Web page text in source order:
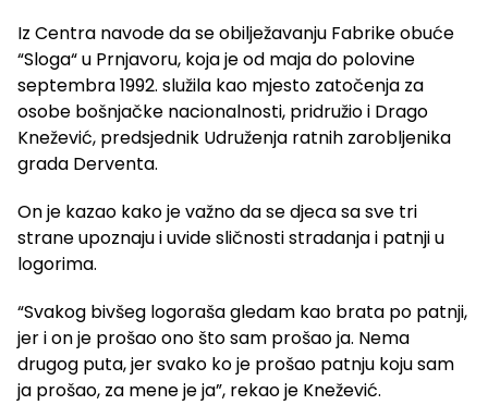
Iz Centra navode da se obilježavanju Fabrike obuće
“Sloga“ u Prnjavoru, koja je od maja do polovine
septembra 1992. služila kao mjesto zatočenja za
osobe bošnjačke nacionalnosti, pridružio i Drago
Knežević, predsjednik Udruženja ratnih zarobljenika
grada Derventa.
On je kazao kako je važno da se djeca sa sve tri
strane upoznaju i uvide sličnosti stradanja i patnji u
logorima.
“Svakog bivšeg logoraša gledam kao brata po patnji,
jer i on je prošao ono što sam prošao ja. Nema
drugog puta, jer svako ko je prošao patnju koju sam
ja prošao, za mene je ja”, rekao je Knežević.